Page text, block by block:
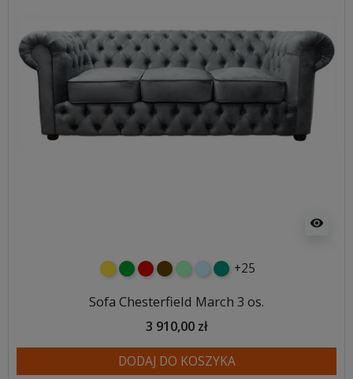
visibility
żółtyzielonyczerwony
czekoladowy
miętowybłękitny
turkusowy
+25
Sofa Chesterfield March 3 os.
3 910,00 zł
DODAJ DO KOSZYKA